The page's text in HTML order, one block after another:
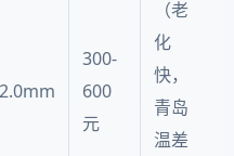
300-
600
元
（老
化
快，
青岛
温差